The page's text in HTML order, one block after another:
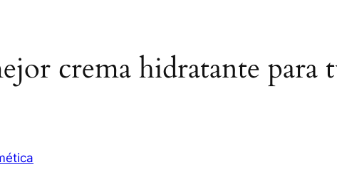
crema hidratante para